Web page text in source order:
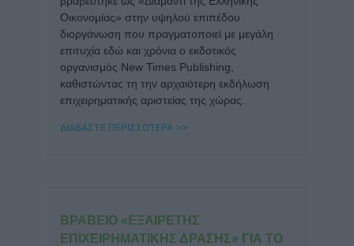
Οικονομίας» στην υψηλού επιπέδου
διοργάνωση που πραγματοποιεί με μεγάλη
επιτυχία εδώ και χρόνια ο εκδοτικός
οργανισμός New Times Publishing,
καθιστώντας τη την αρχαιότερη εκδήλωση
επιχειρηματικής αριστείας της χώρας.
ΔΙΑΒΑΣΤΕ ΠΕΡΙΣΣΟΤΕΡΑ >>
ΒΡΑΒΕΊΟ «EΞΑΊΡΕΤΗΣ
ΕΠΙΧΕΙΡΗΜΑΤΙΚΉΣ ΔΡΆΣΗΣ» ΓΙΑ ΤΟ